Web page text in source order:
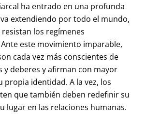
ha entrado en una profunda
extendiendo por todo el mundo,
los regímenes
este movimiento imparable,
cada vez más conscientes de
y deberes y afirman con mayor
propia identidad. A la vez, los
que también deben redefinir su
lugar en las relaciones humanas.